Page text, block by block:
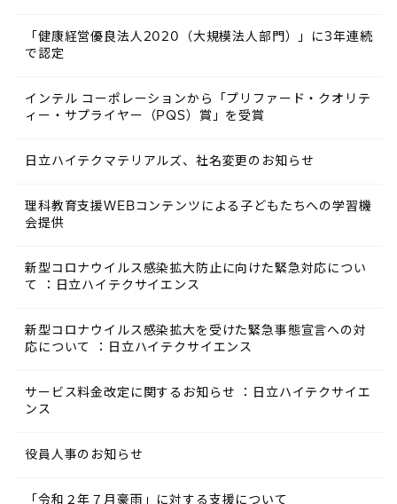
「健康経営優良法人2020（大規模法人部門）」に3年連続
で認定
インテル コーポレーションから「プリファード・クオリテ
ィー・サプライヤー（PQS）賞」を受賞
日立ハイテクマテリアルズ、社名変更のお知らせ
理科教育支援WEBコンテンツによる子どもたちへの学習機
会提供
新型コロナウイルス感染拡大防止に向けた緊急対応につい
て ：日立ハイテクサイエンス
新型コロナウイルス感染拡大を受けた緊急事態宣言への対
応について ：日立ハイテクサイエンス
サービス料金改定に関するお知らせ ：日立ハイテクサイエ
ンス
役員人事のお知らせ
「令和２年７月豪雨」に対する支援について